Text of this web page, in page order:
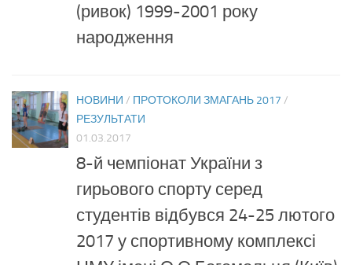
(ривок) 1999-2001 року
народження
НОВИНИ / ПРОТОКОЛИ ЗМАГАНЬ 2017 /
РЕЗУЛЬТАТИ
01.03.2017
8-й чемпіонат України з
гирьового спорту серед
студентів відбувся 24-25 лютого
2017 у спортивному комплексі